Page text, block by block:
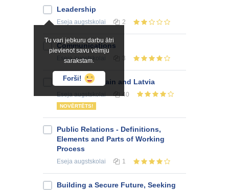
Tu vari jebkuru darbu ātri
pievienot savu vēlmju
sarakstam.
Forši!
Leadership
Eseja augstskolai 2
Communications
Esejaaugstskolai 3
Racism in Britain and Latvia
40
NOVĒRTĒTS!
Public Relations - Definitions,
Elements and Parts of Working
Process
Eseja augstskolai 1
Building a Secure Future, Seeking